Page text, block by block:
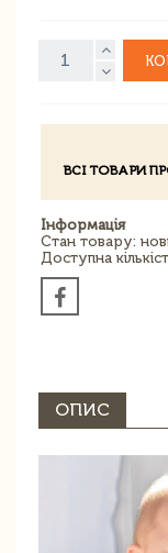
ВСІ ТОВАРИ
Інформація
Стан товару:
Доступна
ОПИС